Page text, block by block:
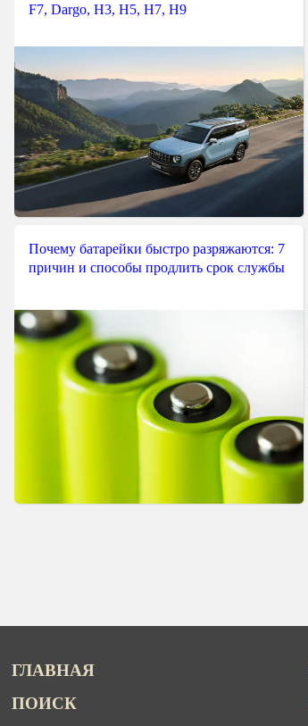
F7, Dargo, H3, H5, H7, H9
Почему батарейки быстро разряжаются: 7
причин и способы продлить срок службы
ГЛАВНАЯ
ПОИСК